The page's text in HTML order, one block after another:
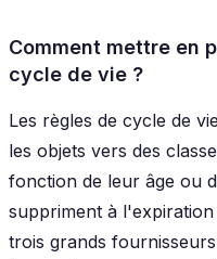
Comment mettre en
cycle de vie ?
Les règles de cycle de
les objets vers des
fonction de leur âge ou
suppriment à
trois grands